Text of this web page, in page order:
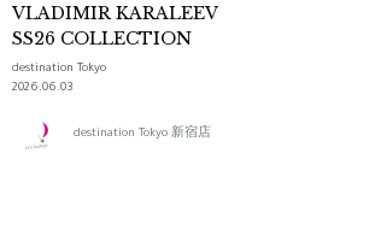
VLADIMIR KARALEEV
SS26 COLLECTION
destination Tokyo
2026.06.03
destination Tokyo 新宿店